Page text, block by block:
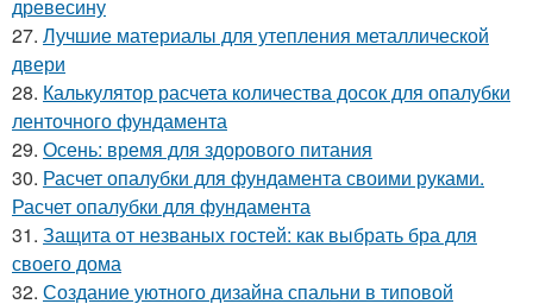
древесину
27. Лучшие материалы для утепления металлической
двери
28. Калькулятор расчета количества досок для опалубки
ленточного фундамента
29. Осень: время для здорового питания
30. Расчет опалубки для фундамента своими руками.
Расчет опалубки для фундамента
31. Защита от незваных гостей: как выбрать бра для
своего дома
32. Создание уютного дизайна спальни в типовой